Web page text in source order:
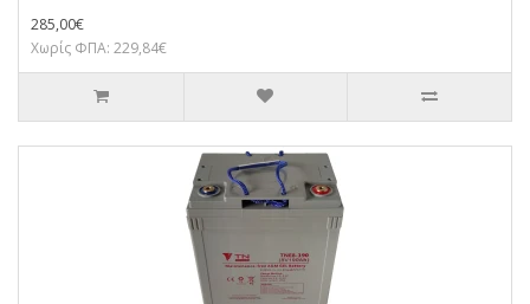
285,00€
Χωρίς ΦΠΑ: 229,84€